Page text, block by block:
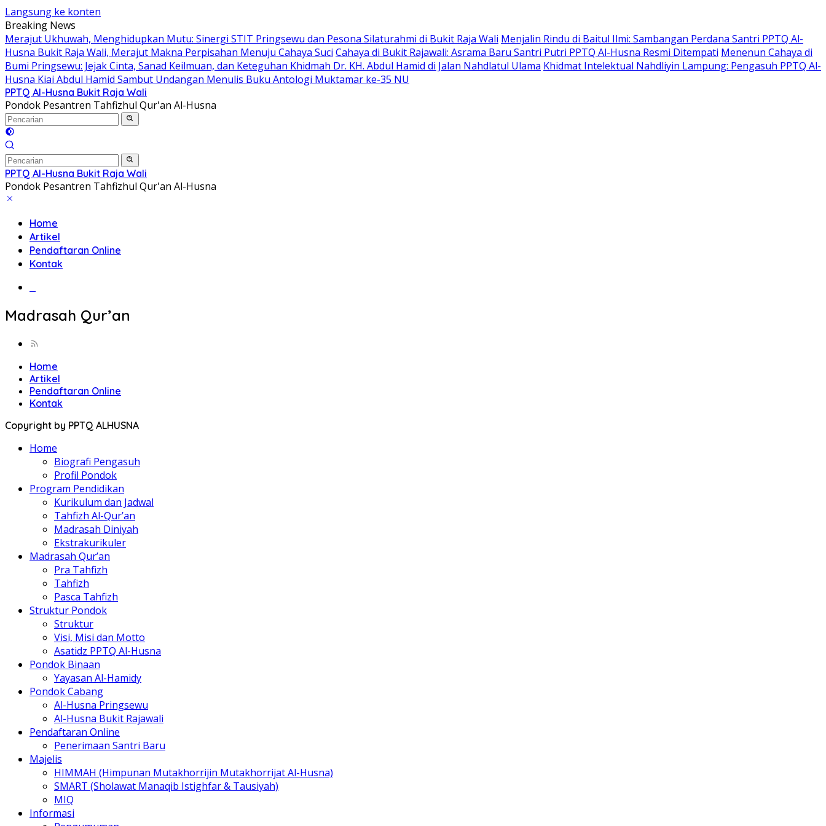
Langsung ke konten
Breaking News
Merajut Ukhuwah, Menghidupkan Mutu: Sinergi STIT Pringsewu dan Pesona Silaturahmi di Bukit Raja Wali Menjalin Rindu di Baitul Ilmi: Sambangan Perdana Santri PPTQ Al-
Husna Bukit Raja Wali, Merajut Makna Perpisahan Menuju Cahaya Suci Cahaya di Bukit Rajawali: Asrama Baru Santri Putri PPTQ Al-Husna Resmi Ditempati Menenun Cahaya di
Bumi Pringsewu: Jejak Cinta, Sanad Keilmuan, dan Keteguhan Khidmah Dr. KH. Abdul Hamid di Jalan Nahdlatul Ulama Khidmat Intelektual Nahdliyin Lampung: Pengasuh PPTQ Al-
Husna Kiai Abdul Hamid Sambut Undangan Menulis Buku Antologi Muktamar ke-35 NU
PPTQ Al-Husna Bukit Raja Wali
Pondok Pesantren Tahfizhul Qur'an Al-Husna
PPTQ Al-Husna Bukit Raja Wali
Pondok Pesantren Tahfizhul Qur'an Al-Husna
Home
Artikel
Pendaftaran Online
Kontak
Madrasah Qur’an
Home
Artikel
Pendaftaran Online
Kontak
Copyright by PPTQ ALHUSNA
Home
Biografi Pengasuh
Profil Pondok
Program Pendidikan
Kurikulum dan Jadwal
Tahfizh Al-Qur’an
Madrasah Diniyah
Ekstrakurikuler
Madrasah Qur’an
Pra Tahfizh
Tahfizh
Pasca Tahfizh
Struktur Pondok
Struktur
Visi, Misi dan Motto
Asatidz PPTQ Al-Husna
Pondok Binaan
Yayasan Al-Hamidy
Pondok Cabang
Al-Husna Pringsewu
Al-Husna Bukit Rajawali
Pendaftaran Online
Penerimaan Santri Baru
Majelis
HIMMAH (Himpunan Mutakhorrijin Mutakhorrijat Al-Husna)
SMART (Sholawat Manaqib Istighfar & Tausiyah)
MIQ
Informasi